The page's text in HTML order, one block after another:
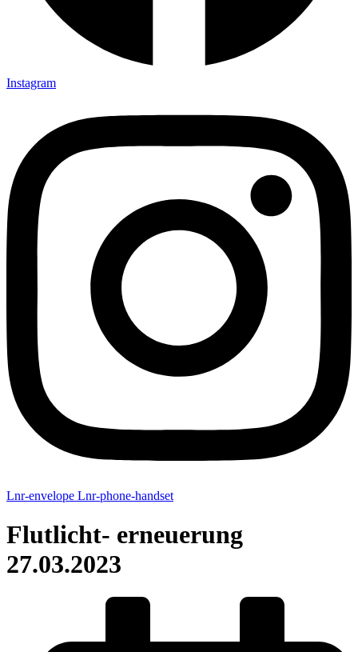
Instagram
Lnr-envelope Lnr-phone-handset
Flutlicht- erneuerung
27.03.2023